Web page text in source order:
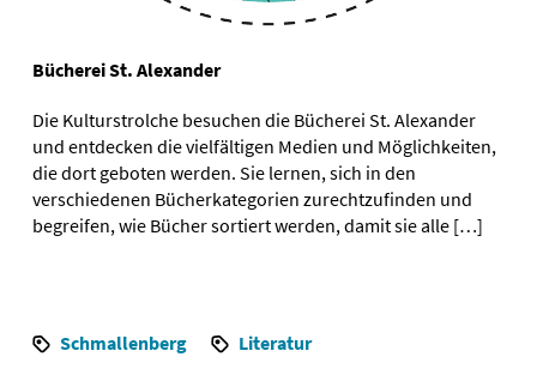
Bücherei St. Alexander
Die Kulturstrolche besuchen die Bücherei St. Alexander
und entdecken die vielfältigen Medien und Möglichkeiten,
die dort geboten werden. Sie lernen, sich in den
verschiedenen Bücherkategorien zurechtzufinden und
begreifen, wie Bücher sortiert werden, damit sie alle […]
Schmallenberg Literatur